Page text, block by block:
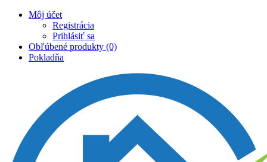
Môj účet
Registrácia
Prihlásiť sa
Obľúbené produkty (0)
Pokladňa